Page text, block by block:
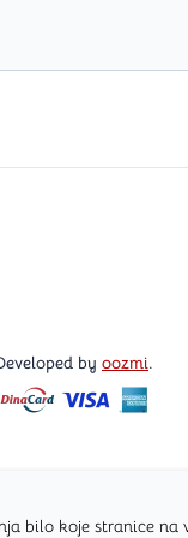
bilo koje stranice na
by oozmi.